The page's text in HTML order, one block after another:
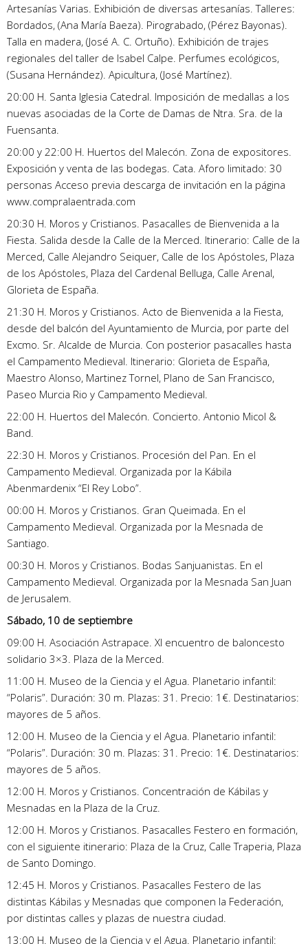
Artesanías Varias. Exhibición de diversas artesanías. Talleres:
Bordados, (Ana María Baeza). Pirograbado, (Pérez Bayonas).
Talla en madera, (José A. C. Ortuño). Exhibición de trajes
regionales del taller de Isabel Calpe. Perfumes ecológicos,
(Susana Hernández). Apicultura, (José Martínez).
20:00 H. Santa Iglesia Catedral. Imposición de medallas a los
nuevas asociadas de la Corte de Damas de Ntra. Sra. de la
Fuensanta.
20:00 y 22:00 H. Huertos del Malecón. Zona de expositores.
Exposición y venta de las bodegas. Cata. Aforo limitado: 30
personas Acceso previa descarga de invitación en la página
www.compralaentrada.com
20:30 H. Moros y Cristianos. Pasacalles de Bienvenida a la
Fiesta. Salida desde la Calle de la Merced. Itinerario: Calle de la
Merced, Calle Alejandro Seiquer, Calle de los Apóstoles, Plaza
de los Apóstoles, Plaza del Cardenal Belluga, Calle Arenal,
Glorieta de España.
21:30 H. Moros y Cristianos. Acto de Bienvenida a la Fiesta,
desde del balcón del Ayuntamiento de Murcia, por parte del
Excmo. Sr. Alcalde de Murcia. Con posterior pasacalles hasta
el Campamento Medieval. Itinerario: Glorieta de España,
Maestro Alonso, Martinez Tornel, Plano de San Francisco,
Paseo Murcia Rio y Campamento Medieval.
22:00 H. Huertos del Malecón. Concierto. Antonio Micol &
Band.
22:30 H. Moros y Cristianos. Procesión del Pan. En el
Campamento Medieval. Organizada por la Kábila
Abenmardenix “El Rey Lobo”.
00:00 H. Moros y Cristianos. Gran Queimada. En el
Campamento Medieval. Organizada por la Mesnada de
Santiago.
00:30 H. Moros y Cristianos. Bodas Sanjuanistas. En el
Campamento Medieval. Organizada por la Mesnada San Juan
de Jerusalem.
Sábado, 10 de septiembre
09:00 H. Asociación Astrapace. XI encuentro de baloncesto
solidario 3×3. Plaza de la Merced.
11:00 H. Museo de la Ciencia y el Agua. Planetario infantil:
“Polaris”. Duración: 30 m. Plazas: 31. Precio: 1€. Destinatarios:
mayores de 5 años.
12:00 H. Museo de la Ciencia y el Agua. Planetario infantil:
“Polaris”. Duración: 30 m. Plazas: 31. Precio: 1€. Destinatarios:
mayores de 5 años.
12:00 H. Moros y Cristianos. Concentración de Kábilas y
Mesnadas en la Plaza de la Cruz.
12:00 H. Moros y Cristianos. Pasacalles Festero en formación,
con el siguiente itinerario: Plaza de la Cruz, Calle Traperia, Plaza
de Santo Domingo.
12:45 H. Moros y Cristianos. Pasacalles Festero de las
distintas Kábilas y Mesnadas que componen la Federación,
por distintas calles y plazas de nuestra ciudad.
13:00 H. Museo de la Ciencia y el Agua. Planetario infantil: